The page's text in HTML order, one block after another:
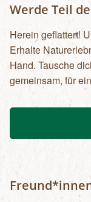
Werde Teil
Herein geflattert!
Erhalte
Hand. Tausche
gemeinsam, für